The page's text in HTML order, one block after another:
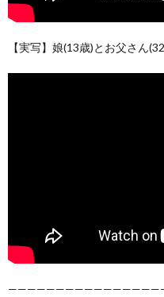
【実写】娘(13歳)とお父さん